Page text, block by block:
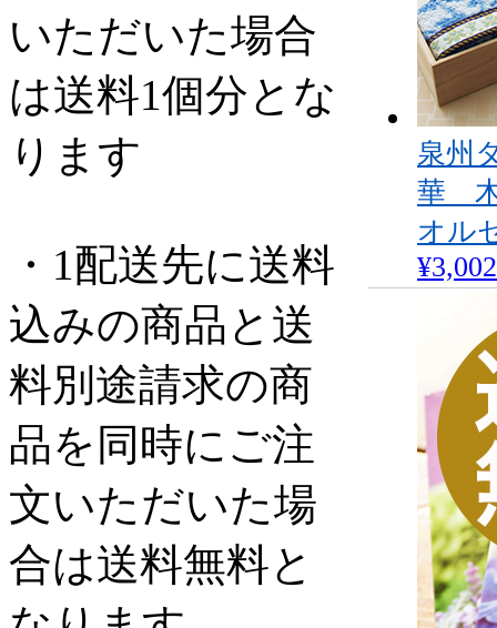
泉州
華
オル
¥3,002
いただいた場合
は送料1個分とな
ります
・1配送先に送料
込みの商品と送
料別途請求の商
品を同時にご注
文いただいた場
合は送料無料と